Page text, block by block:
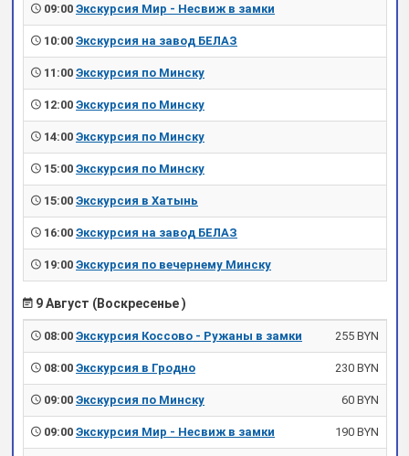
09:00 Экскурсия Мир - Несвиж в замки
10:00 Экскурсия на завод БЕЛАЗ
11:00 Экскурсия по Минску
12:00 Экскурсия по Минску
14:00 Экскурсия по Минску
15:00 Экскурсия по Минску
15:00 Экскурсия в Хатынь
16:00 Экскурсия на завод БЕЛАЗ
19:00 Экскурсия по вечернему Минску
9 Август (Воскресенье )
08:00 Экскурсия Коссово - Ружаны в замки 255 BYN
08:00 Экскурсия в Гродно 230 BYN
09:00 Экскурсия по Минску 60 BYN
09:00 Экскурсия Мир - Несвиж в замки 190 BYN